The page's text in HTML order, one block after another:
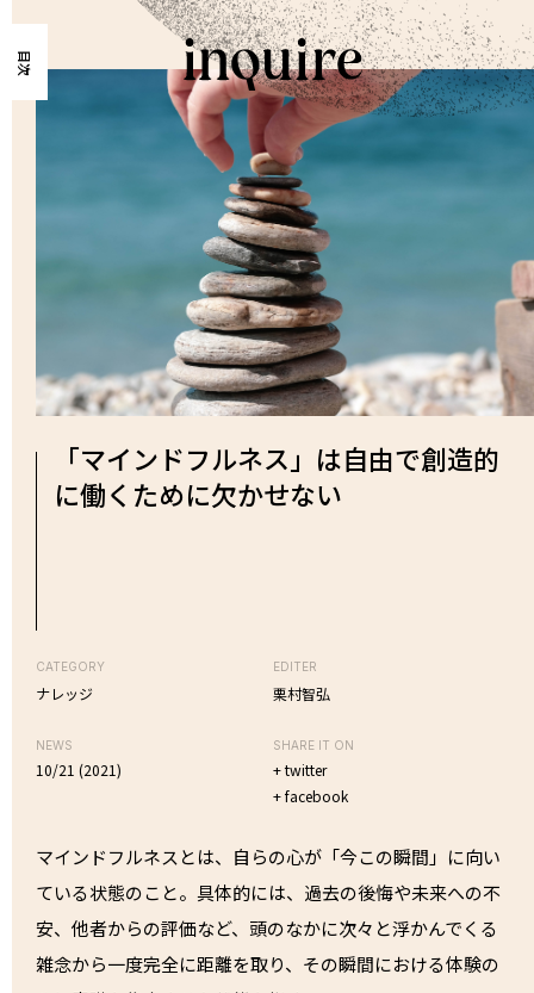
目次
「マインドフルネス」は自由で創造的
に働くために欠かせない
CATEGORY
ナレッジ
EDITER
栗村智弘
NEWS
10/21 (2021)
SHARE IT ON
+ twitter
+ facebook
マインドフルネスとは、自らの心が「今この瞬間」に向い
ている状態のこと。具体的には、過去の後悔や未来への不
安、他者からの評価など、頭のなかに次々と浮かんでくる
雑念から一度完全に距離を取り、その瞬間における体験の